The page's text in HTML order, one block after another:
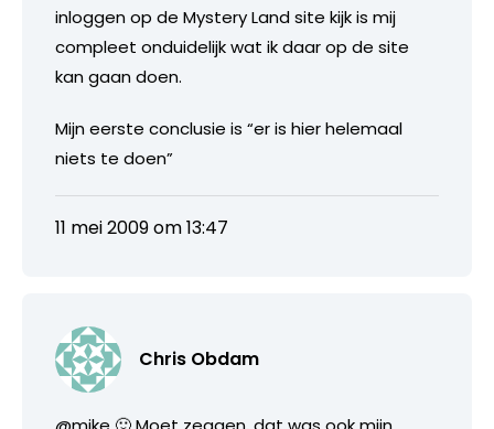
inloggen op de Mystery Land site kijk is mij
compleet onduidelijk wat ik daar op de site
kan gaan doen.
Mijn eerste conclusie is “er is hier helemaal
niets te doen”
11 mei 2009 om 13:47
Chris Obdam